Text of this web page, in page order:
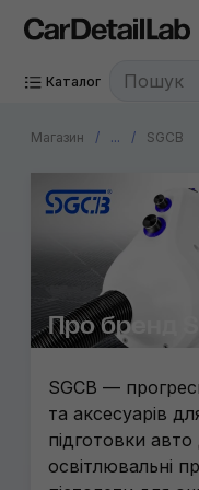
Каталог
Магазин ... SGCB
Про бренд
SGCB —
та аксесуарів
підготовки
освітлювальні